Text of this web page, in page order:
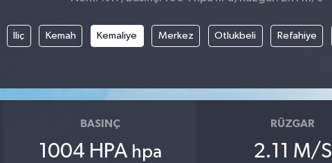
İliç Kemah Kemaliye Merkez Otlukbeli Refahiye
BASINÇ
1004 HPA hpa
RÜZGAR
2.11 M/S